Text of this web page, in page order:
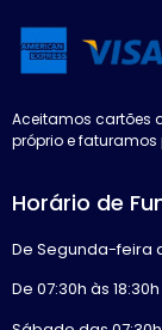
Aceitamos cartões
próprio e
Horário de
De Segunda-feira
De 07:30h às 18:30h